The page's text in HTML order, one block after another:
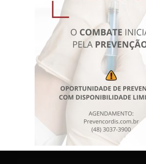
Agendamento Online
Resultados de Exames